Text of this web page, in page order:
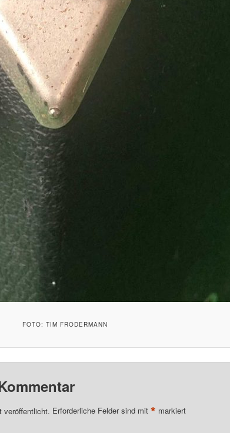
FOTO: TIM FRODERMANN
veröffentlicht. Erforderliche Felder sind mit * markiert